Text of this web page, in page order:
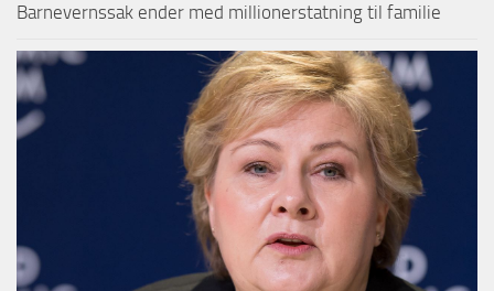
Barnevernssak ender med millionerstatning til familie